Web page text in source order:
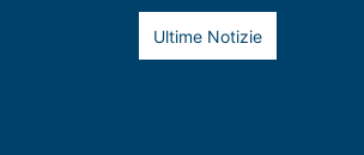
Ultime Notizie